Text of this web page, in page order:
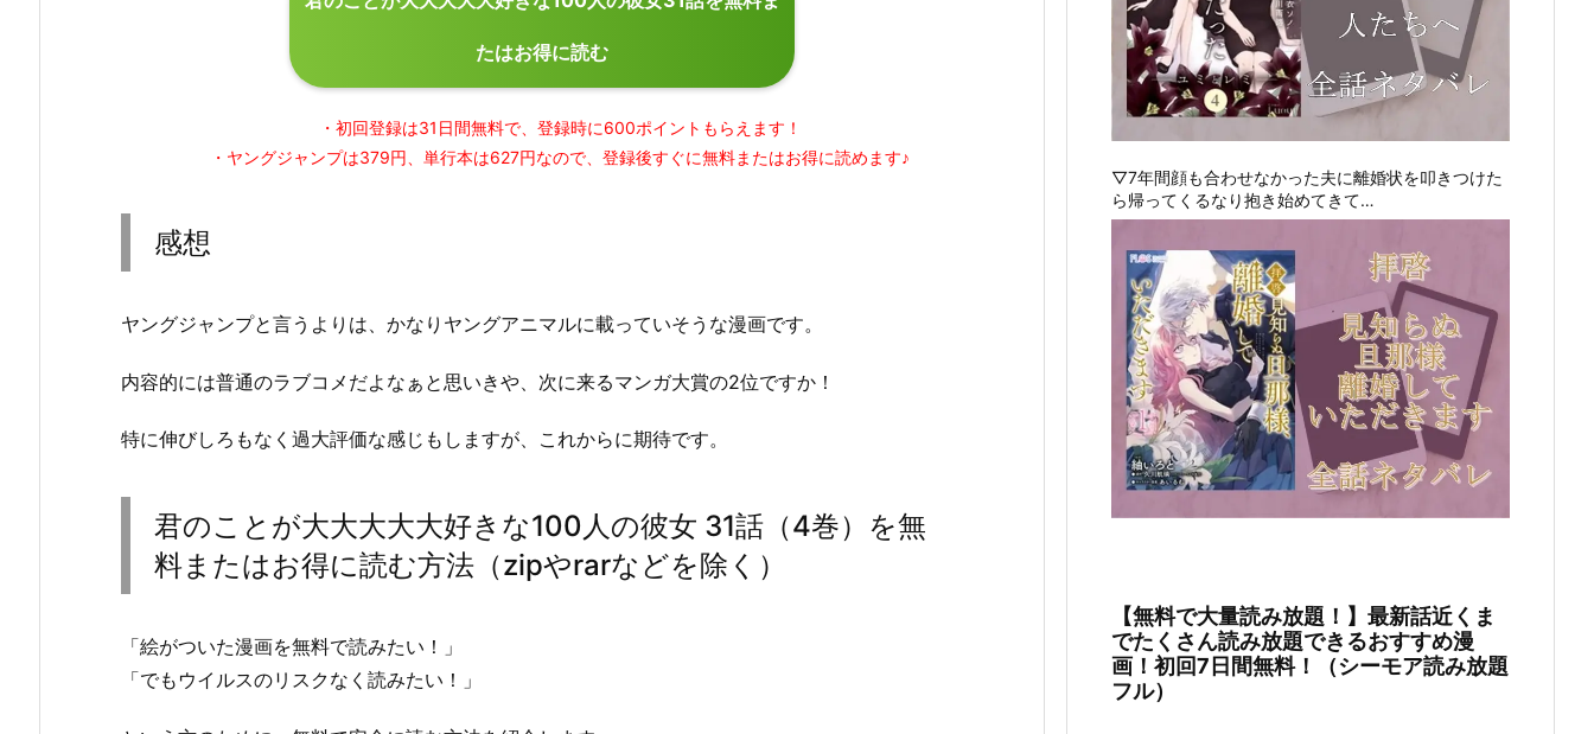
たはお得に読む
・初回登録は31日間無料で、登録時に600ポイントもらえます！
・ヤングジャンプは379円、単行本は627円なので、登録後すぐに無料またはお得に読めます♪
感想
ヤングジャンプと言うよりは、かなりヤングアニマルに載っていそうな漫画です。
内容的には普通のラブコメだよなぁと思いきや、次に来るマンガ大賞の2位ですか！
特に伸びしろもなく過大評価な感じもしますが、これからに期待です。
君のことが大大大大大好きな100人の彼女 31話（4巻）を無
料またはお得に読む方法（zipやrarなどを除く）
「絵がついた漫画を無料で読みたい！」
「でもウイルスのリスクなく読みたい！」
▽7年間顔も合わせなかった夫に離婚状を叩きつけた
ら帰ってくるなり抱き始めてきて…
【無料で大量読み放題！】最新話近くま
でたくさん読み放題できるおすすめ漫
画！初回7日間無料！（シーモア読み放題
フル）